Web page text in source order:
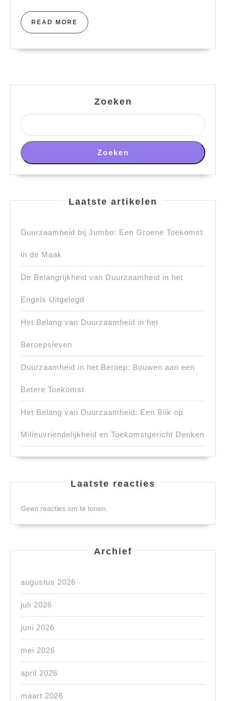
READ MORE READ
MORE
Zoeken
Zoeken
Laatste artikelen
Duurzaamheid bij Jumbo: Een Groene Toekomst
in de Maak
De Belangrijkheid van Duurzaamheid in het
Engels Uitgelegd
Het Belang van Duurzaamheid in het
Beroepsleven
Duurzaamheid in het Beroep: Bouwen aan een
Betere Toekomst
Het Belang van Duurzaamheid: Een Blik op
Milieuvriendelijkheid en Toekomstgericht Denken
Laatste reacties
Geen reacties om te tonen.
Archief
augustus 2026
juli 2026
juni 2026
mei 2026
april 2026
maart 2026